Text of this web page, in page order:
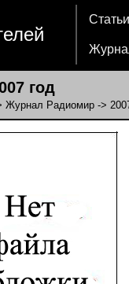
Статьи
год
Журнал Радиомир ->